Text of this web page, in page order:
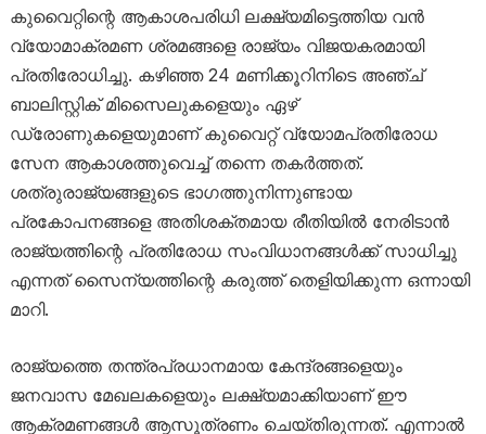
കുവൈറ്റിന്റെ ആകാശപരിധി ലക്ഷ്യമിട്ടെത്തിയ വൻ
വ്യോമാക്രമണ ശ്രമങ്ങളെ രാജ്യം വിജയകരമായി
പ്രതിരോധിച്ചു. കഴിഞ്ഞ 24 മണിക്കൂറിനിടെ അഞ്ച്
ബാലിസ്റ്റിക് മിസൈലുകളെയും ഏഴ്
ഡ്രോണുകളെയുമാണ് കുവൈറ്റ് വ്യോമപ്രതിരോധ
സേന ആകാശത്തുവെച്ച് തന്നെ തകർത്തത്.
ശത്രുരാജ്യങ്ങളുടെ ഭാഗത്തുനിന്നുണ്ടായ
പ്രകോപനങ്ങളെ അതിശക്തമായ രീതിയിൽ നേരിടാൻ
രാജ്യത്തിന്റെ പ്രതിരോധ സംവിധാനങ്ങൾക്ക് സാധിച്ചു
എന്നത് സൈന്യത്തിന്റെ കരുത്ത് തെളിയിക്കുന്ന ഒന്നായി
മാറി.
രാജ്യത്തെ തന്ത്രപ്രധാനമായ കേന്ദ്രങ്ങളെയും
ജനവാസ മേഖലകളെയും ലക്ഷ്യമാക്കിയാണ് ഈ
ആക്രമണങ്ങൾ ആസൂത്രണം ചെയ്തിരുന്നത്. എന്നാൽ